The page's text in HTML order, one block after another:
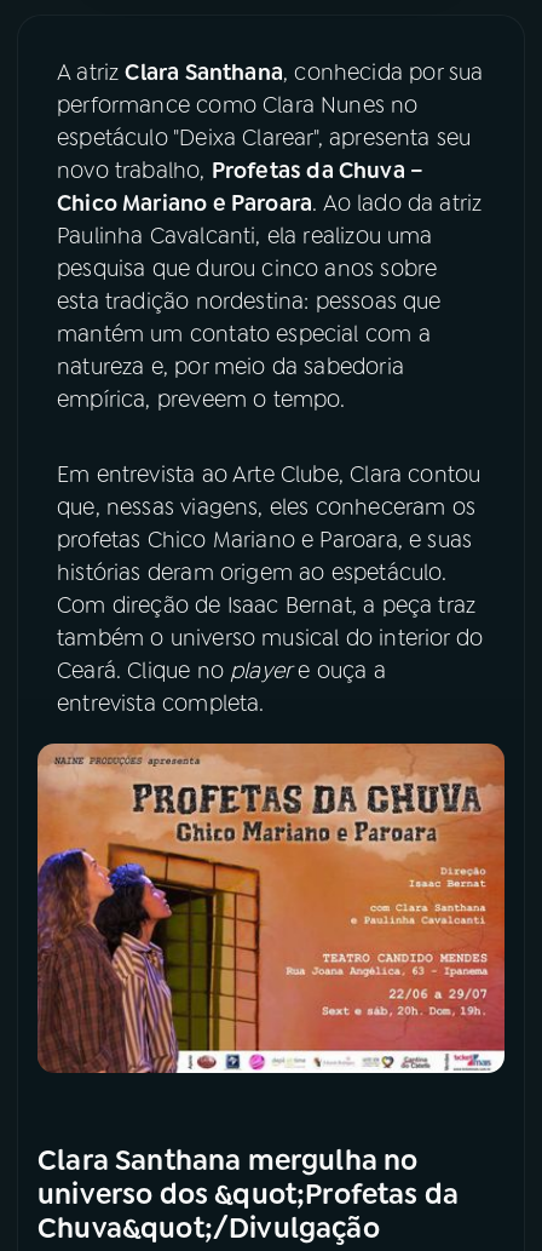
08PRÊMIO RÁDIO MEC
YouTube Facebook
Instagram X
TikTok
A atrizClara Santhana, conhecida por sua
performance como Clara Nunes no
espetáculo "Deixa Clarear", apresenta seu
novo trabalho, Profetas da Chuva –
Chico Mariano e Paroara. Ao lado da atriz
Paulinha Cavalcanti, ela realizou uma
pesquisa que durou cinco anos sobre
esta tradição nordestina: pessoas que
mantém um contato especial com a
natureza e, por meio da sabedoria
empírica, preveem o tempo.
Em entrevista ao Arte Clube, Clara contou
que, nessas viagens, eles conheceram os
profetas Chico Mariano e Paroara, e suas
histórias deram origem ao espetáculo.
Com direção de Isaac Bernat, a peça traz
também o universo musical do interior do
Ceará. Clique noplayere ouça a
entrevista completa.
Clara Santhana mergulha no
universo dos &quot;Profetas da
Chuva&quot;/Divulgação